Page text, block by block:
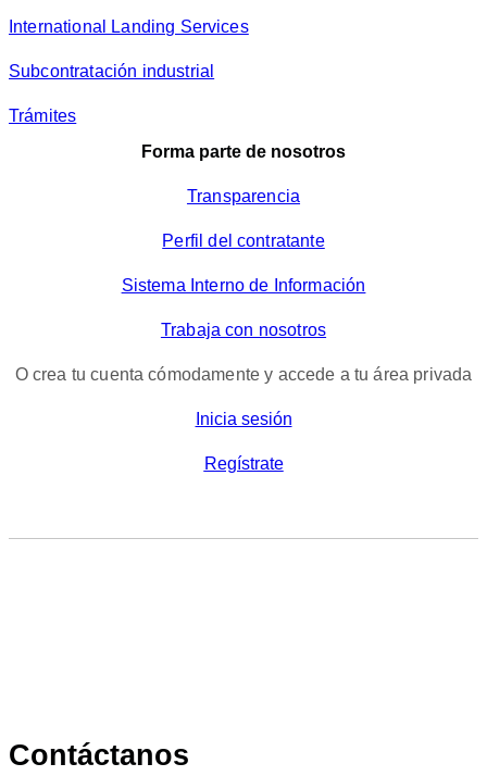
International Landing Services
Subcontratación industrial
Trámites
Forma parte de nosotros
Transparencia
Perfil del contratante
Sistema Interno de Información
Trabaja con nosotros
O crea tu cuenta cómodamente y accede a tu área privada
Inicia sesión
Regístrate
Contáctanos